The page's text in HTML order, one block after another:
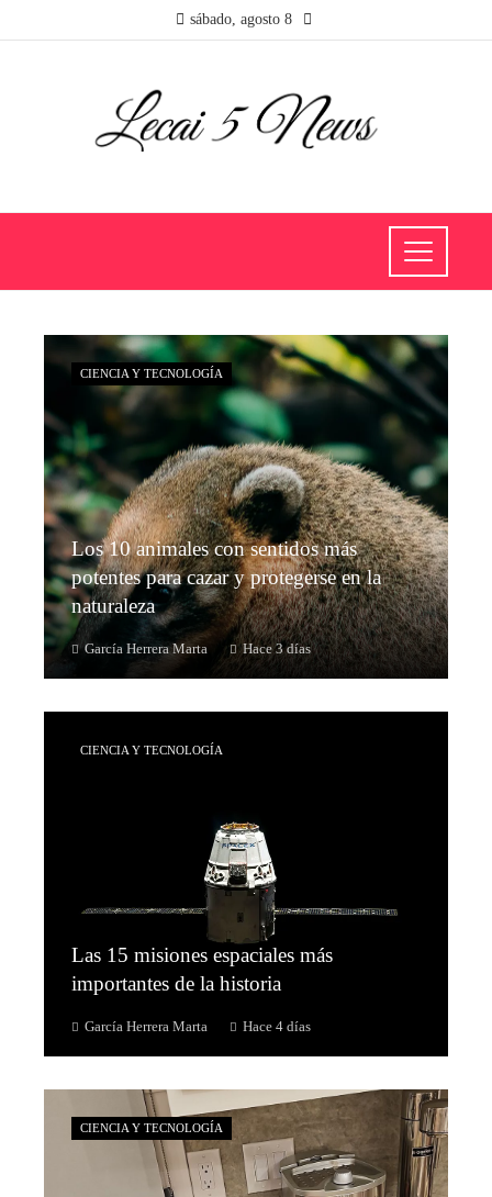
sábado, agosto 8
CIENCIA Y TECNOLOGÍA
Los 10 animales con sentidos más
potentes para cazar y protegerse en la
naturaleza
García Herrera Marta Hace 3 días
CIENCIA Y TECNOLOGÍA
Las 15 misiones espaciales más
importantes de la historia
García Herrera Marta Hace 4 días
CIENCIA Y TECNOLOGÍA